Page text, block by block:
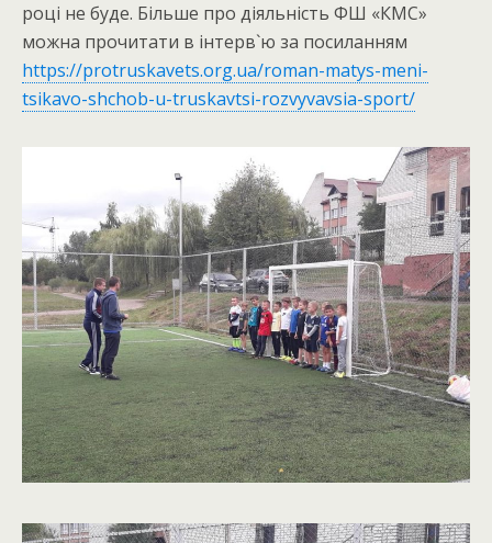
році не буде. Більше про діяльність ФШ «КМС»
можна прочитати в інтерв`ю за посиланням
https://protruskavets.org.ua/roman-matys-meni-
tsikavo-shchob-u-truskavtsi-rozvyvavsia-sport/